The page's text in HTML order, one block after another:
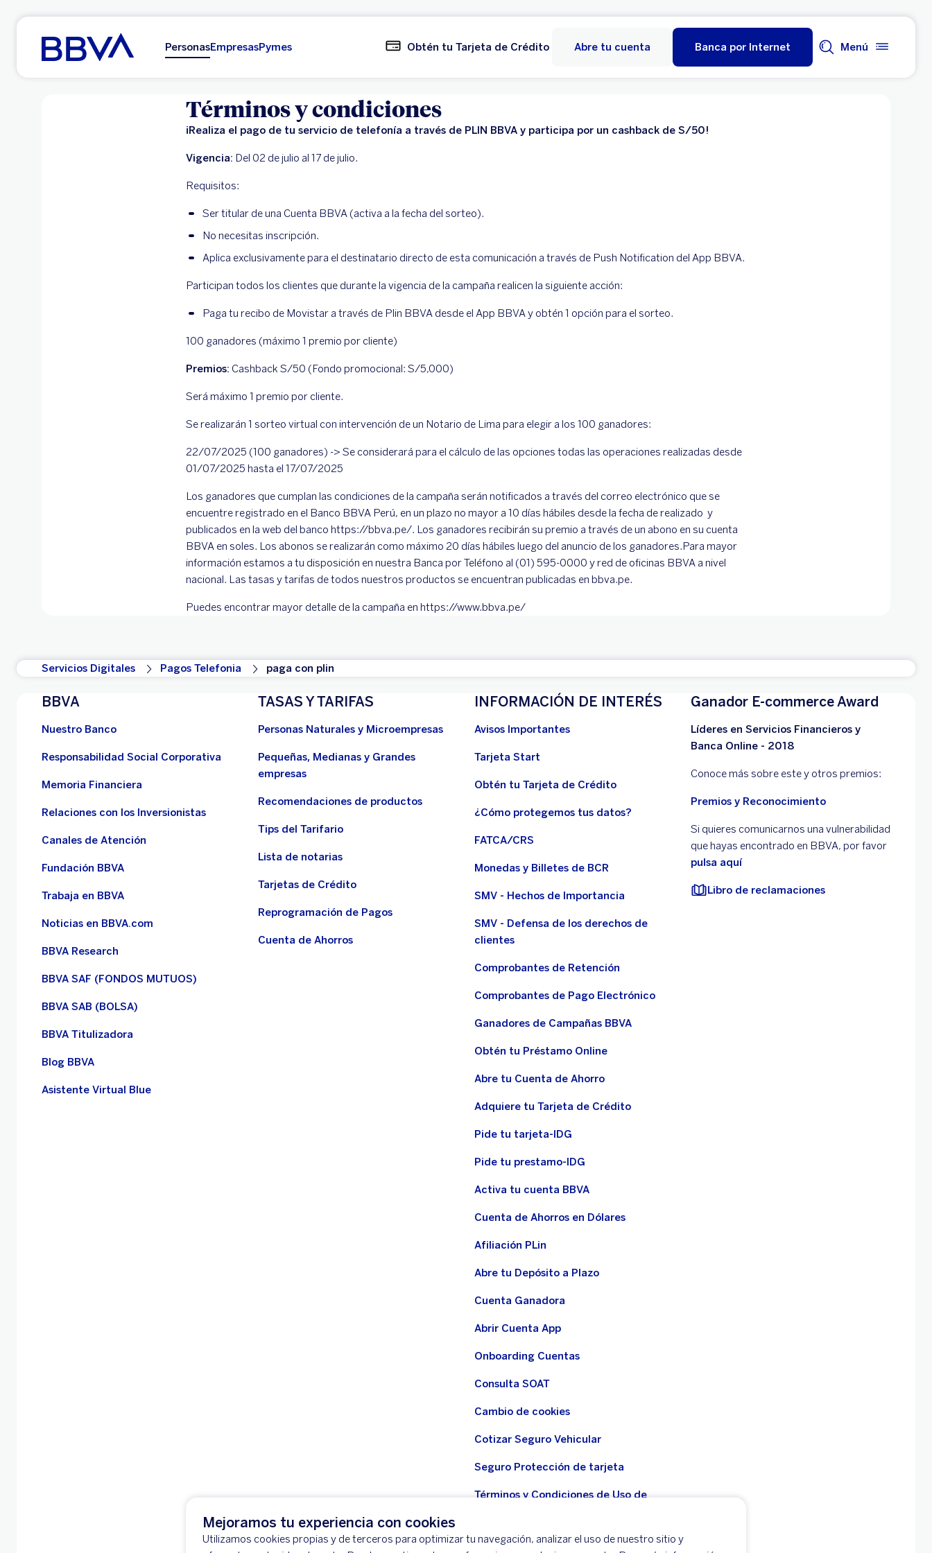
Mejoramos tu experiencia con cookies
Utilizamos cookies propias y de terceros para optimizar tu navegación, analizar el uso de nuestro sitio y
Ir al contenido principal
PersonasEmpresasPymes Obtén tu Tarjeta de Crédito Abre tu cuenta Banca por Internet Menú
Términos y condiciones
¡Realiza el pago de tu servicio de telefonía a través de PLIN BBVA y participa por un cashback de S/50!
Vigencia: Del 02 de julio al 17 de julio.
Requisitos:
Ser titular de una Cuenta BBVA (activa a la fecha del sorteo).
No necesitas inscripción.
Aplica exclusivamente para el destinatario directo de esta comunicación a través de Push Notification del App BBVA.
Participan todos los clientes que durante la vigencia de la campaña realicen la siguiente acción:
Paga tu recibo de Movistar a través de Plin BBVA desde el App BBVA y obtén 1 opción para el sorteo.
100 ganadores (máximo 1 premio por cliente)
Premios: Cashback S/50 (Fondo promocional: S/5,000)
Será máximo 1 premio por cliente.
Se realizarán 1 sorteo virtual con intervención de un Notario de Lima para elegir a los 100 ganadores:
22/07/2025 (100 ganadores) -> Se considerará para el cálculo de las opciones todas las operaciones realizadas desde
01/07/2025 hasta el 17/07/2025
Los ganadores que cumplan las condiciones de la campaña serán notificados a través del correo electrónico que se
encuentre registrado en el Banco BBVA Perú, en un plazo no mayor a 10 días hábiles desde la fecha de realizado y
publicados en la web del banco https://bbva.pe/. Los ganadores recibirán su premio a través de un abono en su cuenta
BBVA en soles. Los abonos se realizarán como máximo 20 días hábiles luego del anuncio de los ganadores.Para mayor
información estamos a tu disposición en nuestra Banca por Teléfono al (01) 595-0000 y red de oficinas BBVA a nivel
nacional. Las tasas y tarifas de todos nuestros productos se encuentran publicadas en bbva.pe.
Puedes encontrar mayor detalle de la campaña en https://www.bbva.pe/
Servicios Digitales Pagos Telefonia paga con plin
BBVA
Nuestro Banco
Responsabilidad Social Corporativa
Memoria Financiera
Relaciones con los Inversionistas
Canales de Atención
Fundación BBVA
Trabaja en BBVA
Noticias en BBVA.com
BBVA Research
BBVA SAF (FONDOS MUTUOS)
BBVA SAB (BOLSA)
BBVA Titulizadora
Blog BBVA
Asistente Virtual Blue
TASAS Y TARIFAS
Personas Naturales y Microempresas
Pequeñas, Medianas y Grandes
empresas
Recomendaciones de productos
Tips del Tarifario
Lista de notarias
Tarjetas de Crédito
Reprogramación de Pagos
Cuenta de Ahorros
INFORMACIÓN DE INTERÉS
Avisos Importantes
Tarjeta Start
Obtén tu Tarjeta de Crédito
¿Cómo protegemos tus datos?
FATCA/CRS
Monedas y Billetes de BCR
SMV - Hechos de Importancia
SMV - Defensa de los derechos de
clientes
Comprobantes de Retención
Comprobantes de Pago Electrónico
Ganadores de Campañas BBVA
Obtén tu Préstamo Online
Abre tu Cuenta de Ahorro
Adquiere tu Tarjeta de Crédito
Pide tu tarjeta-IDG
Pide tu prestamo-IDG
Activa tu cuenta BBVA
Cuenta de Ahorros en Dólares
Afiliación PLin
Abre tu Depósito a Plazo
Cuenta Ganadora
Abrir Cuenta App
Onboarding Cuentas
Consulta SOAT
Cambio de cookies
Cotizar Seguro Vehicular
Seguro Protección de tarjeta
Términos y Condiciones de Uso de
Seguro Protección de tarjeta -
Ganador E-commerce Award
Líderes en Servicios Financieros y
Banca Online - 2018
Conoce más sobre este y otros premios:
Premios y Reconocimiento
Si quieres comunicarnos una vulnerabilidad
que hayas encontrado en BBVA, por favor
pulsa aquí
Libro de reclamaciones